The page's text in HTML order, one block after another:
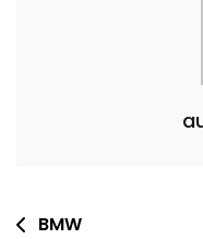
Navigacija
BMW